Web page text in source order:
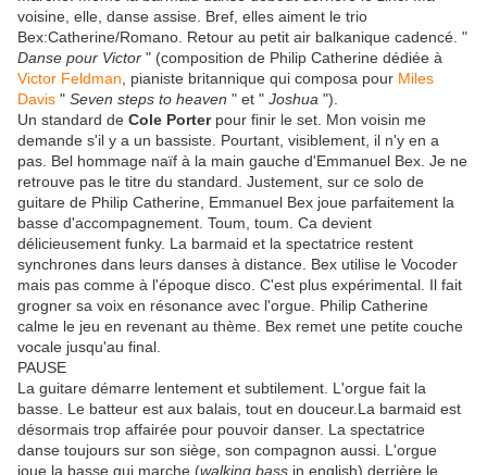
voisine, elle, danse assise. Bref, elles aiment le trio
Bex:Catherine/Romano. Retour au petit air balkanique cadencé. "
Danse pour Victor " (composition de Philip Catherine dédiée à
Victor Feldman , pianiste britannique qui composa pour Miles
Davis " Seven steps to heaven " et " Joshua ").
Un standard de Cole Porterpour finir le set. Mon voisin me
demande s'il y a un bassiste. Pourtant, visiblement, il n'y en a
pas. Bel hommage naïf à la main gauche d'Emmanuel Bex. Je ne
retrouve pas le titre du standard. Justement, sur ce solo de
guitare de Philip Catherine, Emmanuel Bex joue parfaitement la
basse d'accompagnement. Toum, toum. Ca devient
délicieusement funky. La barmaid et la spectatrice restent
synchrones dans leurs danses à distance. Bex utilise le Vocoder
mais pas comme à l'époque disco. C'est plus expérimental. Il fait
grogner sa voix en résonance avec l'orgue. Philip Catherine
calme le jeu en revenant au thème. Bex remet une petite couche
vocale jusqu'au final.
PAUSE
La guitare démarre lentement et subtilement. L'orgue fait la
basse. Le batteur est aux balais, tout en douceur.La barmaid est
désormais trop affairée pour pouvoir danser. La spectatrice
danse toujours sur son siège, son compagnon aussi. L'orgue
joue la basse qui marche (walking bass in english) derrière le